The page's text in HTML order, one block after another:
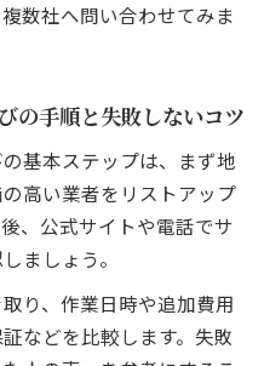
数社へ問い合わせてみま
の手順と失敗しないコツ
基本ステップは、まず地
高い業者をリストアップ
、公式サイトや電話でサ
ましょう。
り、作業日時や追加費用
などを比較します。失敗